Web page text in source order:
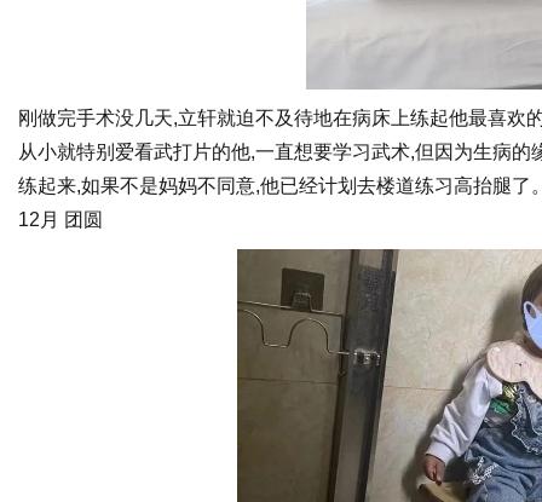
刚做完手术没几天,立轩就迫不及待地在病床上练起他最喜欢
从小就特别爱看武打片的他,一直想要学习武术,但因为生病
练起来,如果不是妈妈不同意,他已经计划去楼道练习高抬腿了
12月 团圆